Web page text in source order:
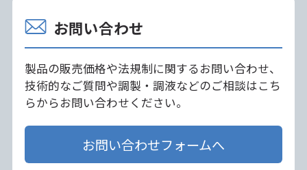
お問い合わせ
製品の販売価格や法規制に関するお問い合わせ、
技術的なご質問や調製・調液などのご相談はこち
らからお問い合わせください。
お問い合わせフォームへ